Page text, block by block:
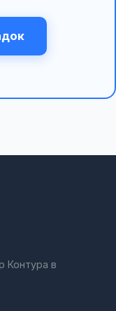
Контура в